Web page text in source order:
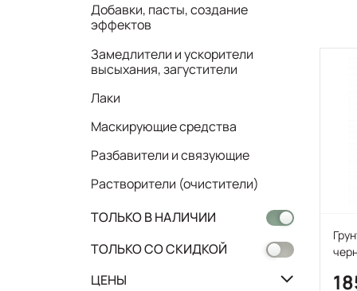
Добавки, пасты, создание
эффектов
Замедлители и ускорители
высыхания, загустители
Лаки
Маскирующие средства
Разбавители и связующие
Растворители (очистители)
ТОЛЬКО В НАЛИЧИИ
ТОЛЬКО СО СКИДКОЙ
ЦЕНЫ